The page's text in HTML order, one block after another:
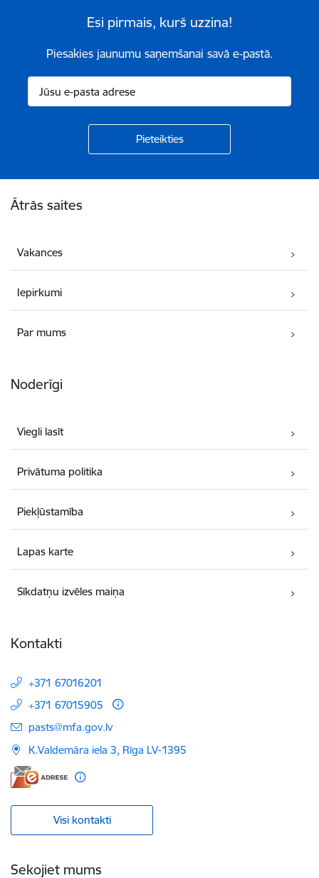
Esi pirmais, kurš uzzina!
Piesakies jaunumu saņemšanai savā e-pastā.
Ātrās saites
Vakances
Iepirkumi
Par mums
Noderīgi
Viegli lasīt
Privātuma politika
Piekļūstamība
Lapas karte
Sīkdatņu izvēles maiņa
Kontakti
+371 67016201
+371 67015905
E-pasts:
pasts@mfa.gov.lv
K.Valdemāra iela 3, Rīga LV-1395
Visi kontakti
Sekojiet mums